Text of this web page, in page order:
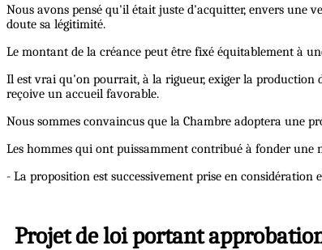
Nous avons pensé qu'il était juste d'acquitter, envers une
doute sa légitimité.
Le montant de la créance peut être fixé équitablement à
Il est vrai qu'on pourrait, à la rigueur, exiger la production
reçoive un accueil favorable.
Nous sommes convaincus que la Chambre adoptera une
Les hommes qui ont puissamment contribué à fonder
- La proposition est successivement prise en considération
Projet de loi portant